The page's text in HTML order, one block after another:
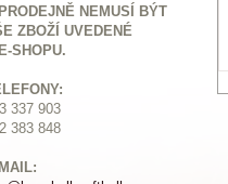
NEMUSÍ BÝT
ZBOŽÍ UVEDENÉ
SHOPU.
337 903
383 848